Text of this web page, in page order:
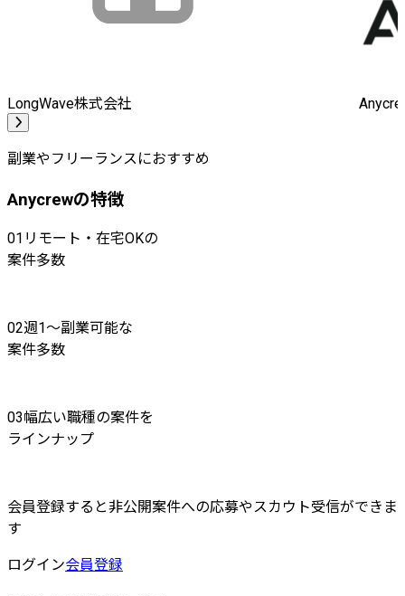
LongWave株式会社
副業やフリーランスにおすすめ
Anycrewの特徴
01 リモート・在宅OKの
案件多数
02週1〜副業可能な
案件多数
03幅広い職種の案件を
ラインナップ
会員登録すると非公開案件への応募やスカウト受信ができま
す
ログイン会員登録